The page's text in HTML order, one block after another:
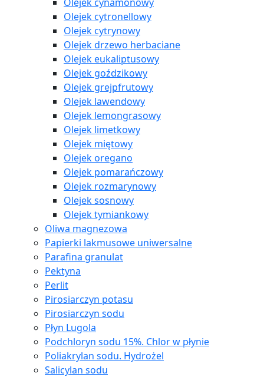
Olejek cytronellowy
Olejek cytrynowy
Olejek drzewo herbaciane
Olejek eukaliptusowy
Olejek goździkowy
Olejek grejpfrutowy
Olejek lawendowy
Olejek lemongrasowy
Olejek limetkowy
Olejek miętowy
Olejek oregano
Olejek pomarańczowy
Olejek rozmarynowy
Olejek sosnowy
Olejek tymiankowy
Oliwa magnezowa
Papierki lakmusowe uniwersalne
Parafina granulat
Pektyna
Perlit
Pirosiarczyn potasu
Pirosiarczyn sodu
Płyn Lugola
Podchloryn sodu 15%. Chlor w płynie
Poliakrylan sodu. Hydrożel
Salicylan sodu